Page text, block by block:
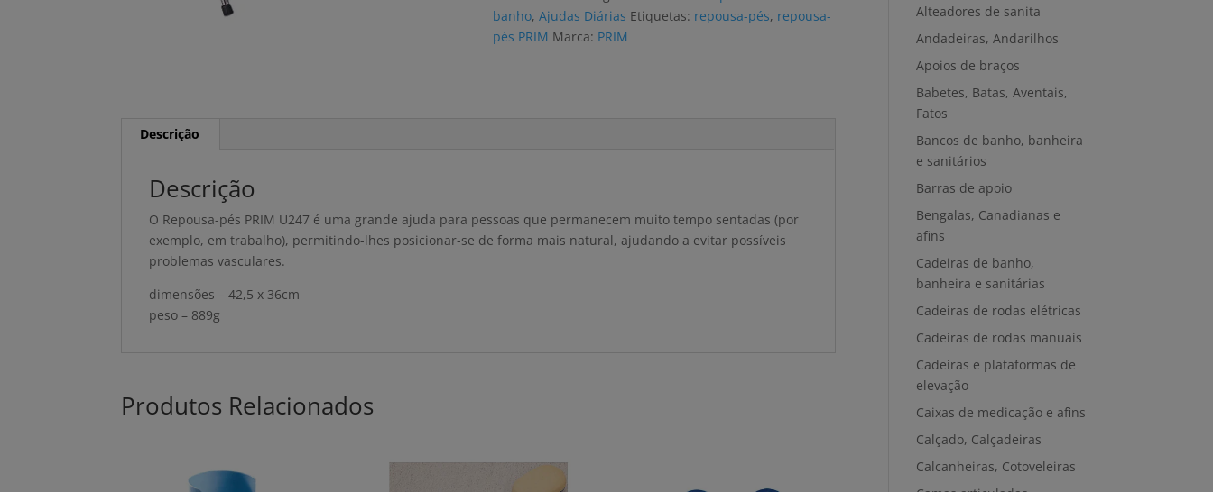
U247
banho,Ajudas Diárias Etiquetas: repousa-pés, repousa-
pés PRIM Marca: PRIM
Descrição
Descrição
O Repousa-pés PRIM U247 é uma grande ajuda para pessoas que permanecem muito tempo sentadas (por
exemplo, em trabalho), permitindo-lhes posicionar-se de forma mais natural, ajudando a evitar possíveis
problemas vasculares.
dimensões – 42,5 x 36cm
peso – 889g
Produtos Relacionados
Alteadores de sanita
Andadeiras, Andarilhos
Apoios de braços
Babetes, Batas, Aventais,
Fatos
Bancos de banho, banheira
e sanitários
Barras de apoio
Bengalas, Canadianas e
afins
Cadeiras de banho,
banheira e sanitárias
Cadeiras de rodas elétricas
Cadeiras de rodas manuais
Cadeiras e plataformas de
elevação
Caixas de medicação e afins
Calçado, Calçadeiras
Calcanheiras, Cotoveleiras